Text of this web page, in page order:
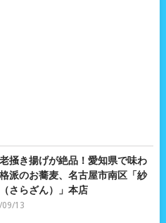
掻き揚げが絶品！愛知県で味わ
派のお蕎麦、名古屋市南区「紗
さらざん）」本店
09/13